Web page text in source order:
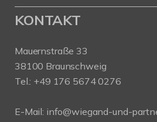
KONTAKT
Mauernstraße 33
38100 Braunschweig
Tel.: +49 176 5674 0276
E-Mail: info@wiegand-und-